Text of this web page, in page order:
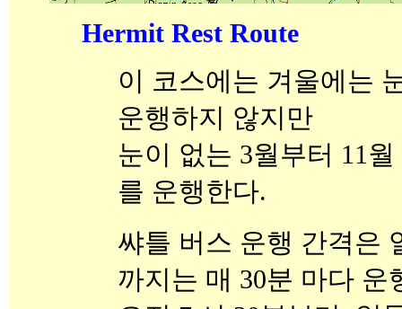
Hermit Rest Route
이 코스에는 겨울에는
운행하지 않지만
눈이 없는 3월부터 11
를 운행한다.
쌰틀 버스 운행 간격은
까지는 매 30분 마다 운